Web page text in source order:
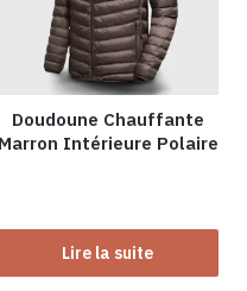
être
choisies
sur
la
page
du
Doudoune Chauffante
Marron Intérieure Polaire
Lire la suite